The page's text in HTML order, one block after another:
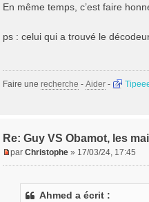
u
En même temps, c’est faire
ps : celui qui a trouvé le
Faire une recherche - Aider -
Re: Guy VS Obamot, les
par Christophe » 17/03/24, 17:45
Ahmed a écrit :